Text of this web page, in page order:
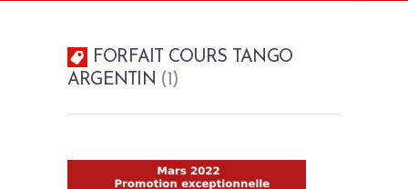
FORFAIT COURS TANGO
ARGENTIN
1